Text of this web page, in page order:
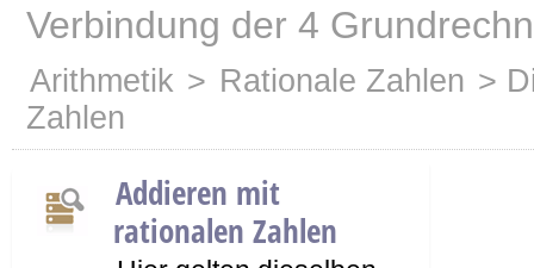
Verbindung der 4
Arithmetik > Rationale Zahlen >
Zahlen
Addieren mit
rationalen Zahlen